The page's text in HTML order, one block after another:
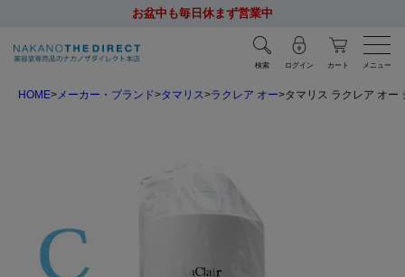
お盆中も毎日休まず営業中
検索 ログイン カート メニュー
HOME メーカー・ブランド タマリス ラクレア オー タマリス ラクレア オー